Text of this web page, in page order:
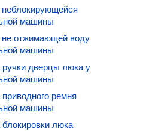
неблокирующейся
машины
не отжимающей воду
машины
ручки дверцы люка у
машины
ремня
машины
люка